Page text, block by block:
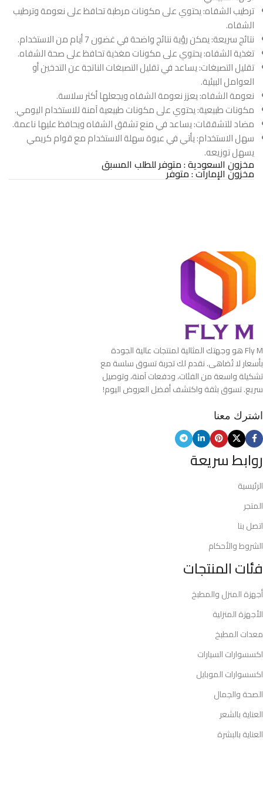
ترطيب الشفاه: يحتوي على مكونات مرطبة تحافظ على نعومة وترطيب
الشفاه.
نتائج سريعة: يمكن رؤية نتائج واضحة في غضون 7 أيام من الاستخدام.
تغذية الشفاه: يحتوي على مكونات مغذية تحافظ على صحة الشفاه.
تقليل التصبغات: يساعد في تقليل التصبغات الناتجة عن التدخين أو
العوامل البيئية.
نعومة الشفاه: يعزز نعومة الشفاه ويجعلها أكثر سلاسة.
مكونات طبيعية: يحتوي على مكونات طبيعية آمنة للاستخدام اليومي.
مضاد للتشققات: يساعد في منع تشقق الشفاه ويحافظ عليها ناعمة.
سهل الاستخدام: يأتي في عبوة سهلة الاستخدام مع قوام كريمي
يسهل توزيعه.
مخزون السعودية : متوفر للطلب المسبق
مخزون الإمارات : متوفر
Fly M هو وجهتك المثالية لمنتجات عالية الجودة
بأسعار لا تُضاهى. نقدم لك تجربة تسوق سلسة مع
تشكيلة واسعة من الفئات، ودفعات آمنة، وتوصيل
سريع. تسوق بثقة واكتشف أفضل العروض اليوم!
اشترك معنا
روابط سريعة
الرئيسية
المتجر
اتصل بنا
الشروط والأحكام
فئات المنتجات
أجهزة المنزل والمطبخ
الأجهزة المنزلية
معدات المطبخ
اكسسوارات السيارات
اكسسوارات الموبايل
الصحة والجمال
العناية بالشعر
العناية بالبشرة